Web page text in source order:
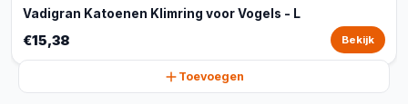
Vadigran Katoenen Klimring voor Vogels - L
€15,38 Bekijk
Toevoegen